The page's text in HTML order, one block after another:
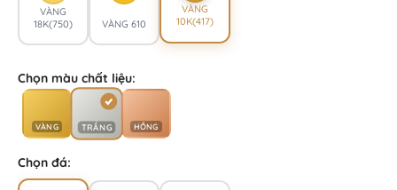
VÀNG
18K(750)
VÀNG 610
VÀNG
10K(417)
Chọn màu chất liệu:
VÀNG TRẮNG HỒNG
Chọn đá: